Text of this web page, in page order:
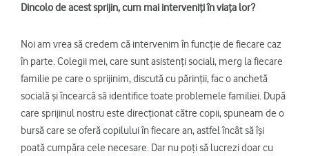
Dincolo de acest sprijin, cum mai interveniți în viața lor?
Noi am vrea să credem că intervenim în funcție de fiecare caz
în parte. Colegii mei, care sunt asistenți sociali, merg la fiecare
familie pe care o sprijinim, discută cu părinții, fac o anchetă
socială și încearcă să identifice toate problemele familiei. După
care sprijinul nostru este direcționat către copii, spuneam de o
bursă care se oferă copilului în fiecare an, astfel încât să își
poată cumpăra cele necesare. Dar nu poți să lucrezi doar cu